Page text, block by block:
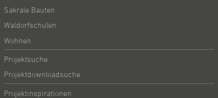
Sakrale Bauten
Waldorfschulen
Wohnen
Projektsuche
Projektdownloadsuche
Projektinspirationen